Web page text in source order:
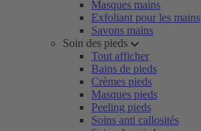
Masques mains
Exfoliant pour les mains
Savons mains
Soin des pieds
Tout afficher
Bains de pieds
Crèmes pieds
Masques pieds
Peeling pieds
Soins anti callosités